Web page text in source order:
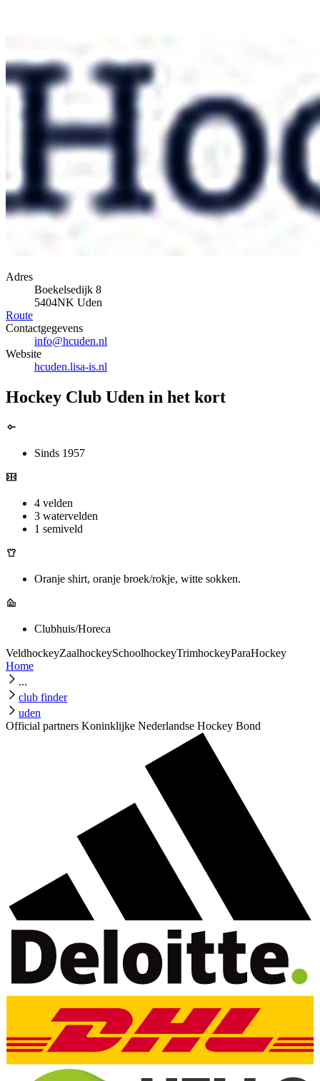
Adres
Boekelsedijk 8
5404NK Uden
Route
Contactgegevens
info@hcuden.nl
Website
hcuden.lisa-is.nl
Hockey Club Uden in het kort
Sinds 1957
4 velden
3 watervelden
1 semiveld
Oranje shirt, oranje broek/rokje, witte sokken.
Clubhuis/Horeca
VeldhockeyZaalhockeySchoolhockeyTrimhockeyParaHockey
Home
...
club finder
uden
Official partners Koninklijke Nederlandse Hockey Bond